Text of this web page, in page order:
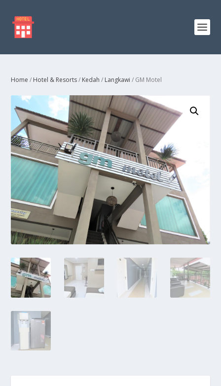
Home / Hotel & Resorts/ Kedah / Langkawi / GM Motel